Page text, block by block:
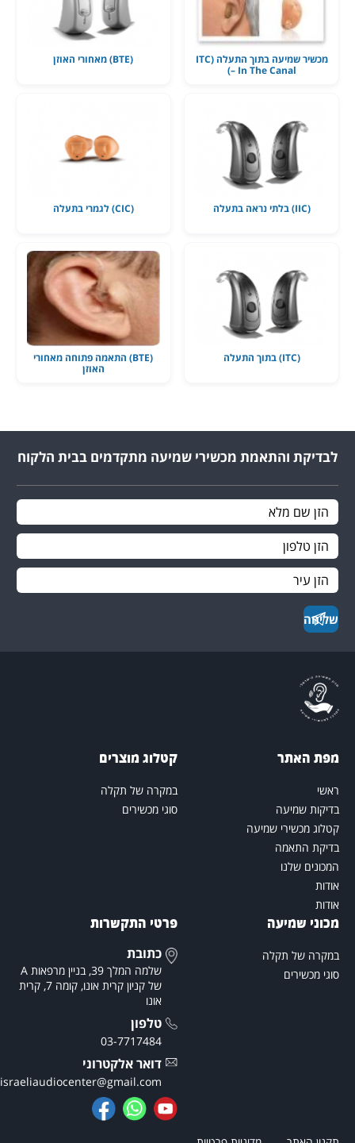
מכשיר שמיעה בתוך התעלה (ITC
– In The Canal)
(BTE) התאמה פתוחה מאחורי
האוזן
לבדיקת והתאמת מכשירי שמיעה מתקדמים בבית הלקוח
האתר
שמיעה
מכשירי שמיעה
התאמה
שלנו
קטלוג מוצרים
במקרה של תקלה
סוגי מכשירים
שמיעה
של תקלה
מכשירים
פרטי התקשרות
כתובת
שלמה המלך 39, בניין מרפאות A
של קניון קרית אונו, קומה 7, קרית
טלפון
03-7717484
דואר אלקטרוני
theisraeliaudiocenter@gmail.com